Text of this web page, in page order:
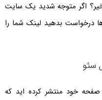
اگر متوجه شدید یک سایت
بدهید لینک شما را
سئو
خود منتشر کرده اید که